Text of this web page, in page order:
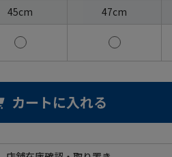
45cm 47cm
カートに入れる